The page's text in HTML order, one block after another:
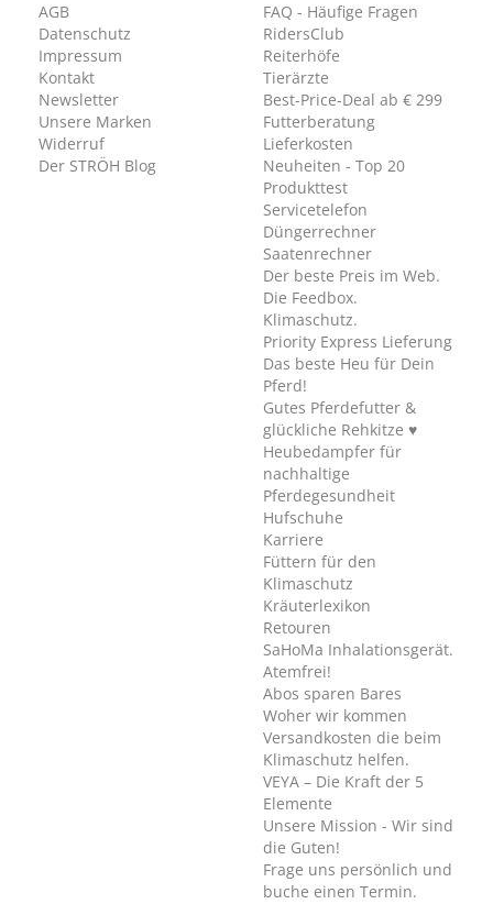
AGB
Datenschutz
Impressum
Kontakt
Newsletter
Unsere Marken
Widerruf
Der STRÖH Blog
FAQ - Häufige Fragen
RidersClub
Reiterhöfe
Tierärzte
Best-Price-Deal ab € 299
Futterberatung
Lieferkosten
Neuheiten - Top 20
Produkttest
Servicetelefon
Düngerrechner
Saatenrechner
Der beste Preis im Web.
Die Feedbox.
Klimaschutz.
Priority Express Lieferung
Das beste Heu für Dein
Pferd!
Gutes Pferdefutter &
glückliche Rehkitze ♥
Heubedampfer für
nachhaltige
Pferdegesundheit
Hufschuhe
Karriere
Füttern für den
Klimaschutz
Kräuterlexikon
Retouren
SaHoMa Inhalationsgerät.
Atemfrei!
Abos sparen Bares
Woher wir kommen
Versandkosten die beim
Klimaschutz helfen.
VEYA – Die Kraft der 5
Elemente
Unsere Mission - Wir sind
die Guten!
Frage uns persönlich und
buche einen Termin.